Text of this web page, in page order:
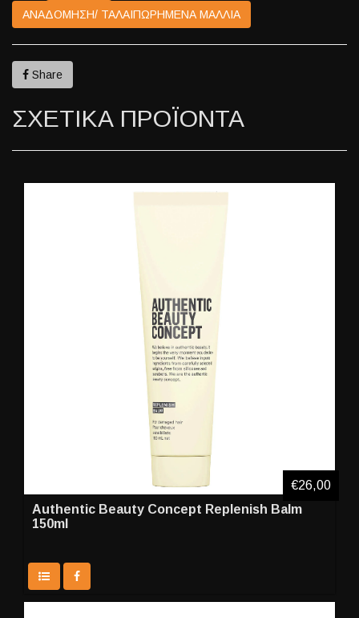
ΑΝΑΔΟΜΗΣΗ/ ΤΑΛΑΙΠΩΡΗΜΕΝΑ ΜΑΛΛΙΑ
Share
ΣΧΕΤΙΚΑ ΠΡΟΪΟΝΤΑ
Authentic Beauty Concept Replenish Balm
150ml
€26,00